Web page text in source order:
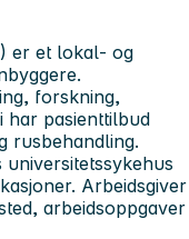
er et lokal- og
forskning,
har pasienttilbud
rusbehandling.
universitetssykehus
Arbeidsgiver
arbeidsoppgaver